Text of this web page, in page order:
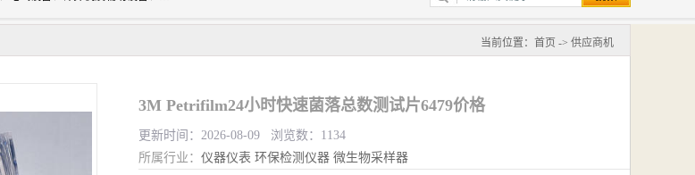
当前位置： 首页 -> 供应商机
3M Petrifilm24小时快速菌落总数测试片6479价格
更新时间：2026-08-09 浏览数：1134
所属行业： 仪器仪表 环保检测仪器 微生物采样器